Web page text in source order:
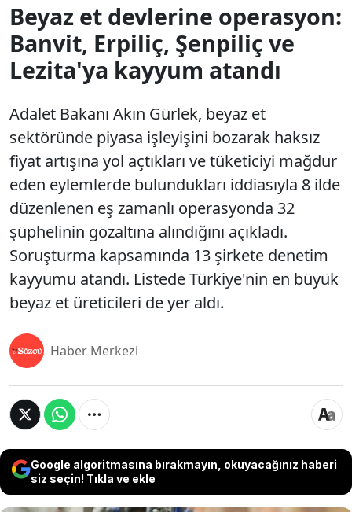
Beyaz et devlerine operasyon:
Banvit, Erpiliç, Şenpiliç ve
Lezita'ya kayyum atandı
Adalet Bakanı Akın Gürlek, beyaz et
sektöründe piyasa işleyişini bozarak haksız
fiyat artışına yol açtıkları ve tüketiciyi mağdur
eden eylemlerde bulundukları iddiasıyla 8 ilde
düzenlenen eş zamanlı operasyonda 32
şüphelinin gözaltına alındığını açıkladı.
Soruşturma kapsamında 13 şirkete denetim
kayyumu atandı. Listede Türkiye'nin en büyük
beyaz et üreticileri de yer aldı.
Haber Merkezi
Google algoritmasına bırakmayın, okuyacağınız haberi
siz seçin! Tıkla ve ekle